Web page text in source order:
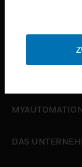
toggle view
toggle view
DAS